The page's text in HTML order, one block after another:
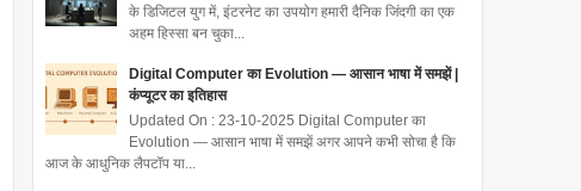
के डिजिटल युग में, इंटरनेट का उपयोग हमारी दैनिक जिंदगी का एक
अहम हिस्सा बन चुका...
Digital Computer का Evolution — आसान भाषा में समझें |
कंप्यूटर का इतिहास
Updated On : 23-10-2025 Digital Computer का
Evolution — आसान भाषा में समझें अगर आपने कभी सोचा है कि
आज के आधुनिक लैपटॉप या...